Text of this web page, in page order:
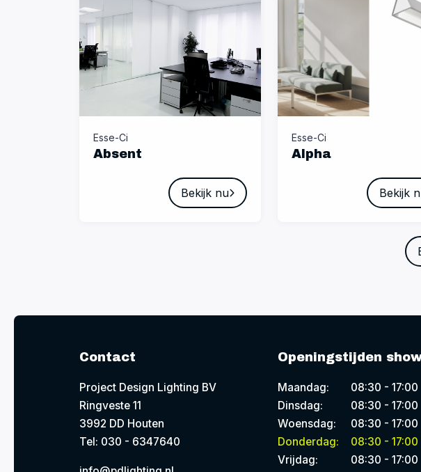
Esse-Ci
Absent
Bekijk nu
Esse-Ci
Alpha
Bekijk
Contact
Project Design Lighting BV
Ringveste 11
3992 DD Houten
Tel: 030 - 6347640
Openingstijden
Maandag:
08:30 - 17:00
Dinsdag:
08:30 - 17:00
Woensdag:
08:30 - 17:00
Donderdag:
08:30 - 17:00
Vrijdag:
08:30 - 17:00